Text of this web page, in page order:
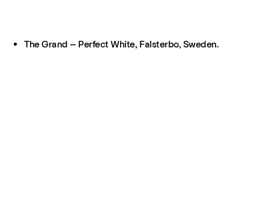
The Grand – Perfect White, Falsterbo, Sweden.